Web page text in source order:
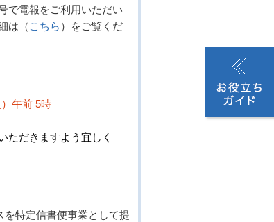
で電報をご利用いただい
は（ こちら ）をご覧くだ
午前 5時
ただきますよう宜しく
を特定信書便事業として提